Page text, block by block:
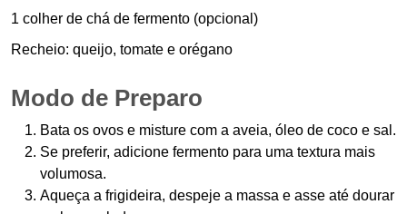
1 colher de chá de fermento (opcional)
Recheio: queijo, tomate e orégano
Modo de Preparo
Bata os ovos e misture com a aveia, óleo de coco e sal.
Se preferir, adicione fermento para uma textura mais
volumosa.
Aqueça a frigideira, despeje a massa e asse até dourar